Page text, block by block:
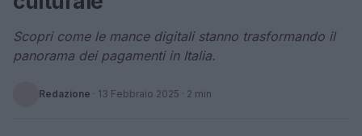
Scopri come le mance digitali stanno trasformando il
panorama dei pagamenti in Italia.
Redazione · 13 Febbraio 2025 · 2 min